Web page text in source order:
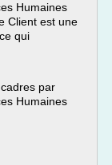
Humaines
Client est une
qui
par
Humaines